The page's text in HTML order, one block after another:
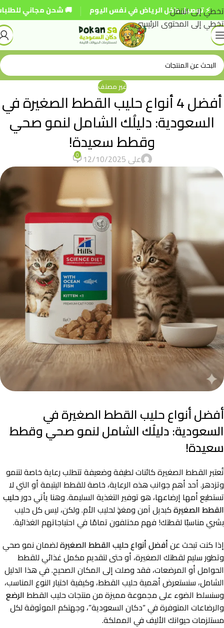
تخطي إلى التنقل
تخطي إلى المحتوى الرئيسي
داخل الرياض في نفس اليوم | 🚚 شحن مجاني للطلبات فوق 250 ريال
غير مصنف
أفضل 4 أنواع حليب القطط الصغيرة في
السعودية: دليلُك الشامل لنمو صحي
وقطط سعيدة!
على 12/10/2025 0
أفضل أنواع حليب القطط الصغيرة في
السعودية: دليلُك الشامل لنمو صحي وقطط
سعيدة!
تُعتبر القطط الصغيرة كائنات لطيفة وضعيفة تتطلب رعاية خاصة لتنمو
وتزدهر. أحد أهم جوانب هذه الرعاية، خاصة للقطط اليتيمة أو التي لا
تستطيع أمها إرضاعها، هو توفير التغذية السليمة. وهنا يأتي دورحليب
القططالصغيرةكبديل آمن ومغذٍ لحليب الأم. ولكن، ليس كل حليب
بشري مناسبًا لقطتك! فهم مختلفون تمامًا في احتياجاتهم الغذائية.
إذا كنت تبحث عنأفضل أنواع حليب القطط الصغيرةلضمان نمو صحي
وتطور سليم لقطتك الصغيرة، أو حتى لتقديم مكمل غذائي للقطط
الحوامل أو المرضعات، فقد وصلت إلى المكان الصحيح. في هذا الدليل
الشامل، سنستعرض أهمية حليب القطط، وكيفية اختيار النوع المناسب،
وسنسلط الضوء على مجموعة مميزة من منتجات حليب القططالرضع
والرضاعات المتوفرة في “دكان السعودية”، وجهتكم الموثوقة لكل
مستلزمات حيوانك الأليف في المملكة.